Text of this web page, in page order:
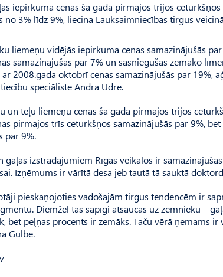
iepirkuma cenas šā gada pirmajos trijos
no 3% līdz 9%, liecina Lauksaimniecības tirgus
liemeņu vidējās iepirkuma cenas samazinājušās
samazinājušās par 7% un sasniegušas zemāko
2008.gada oktobrī cenas samazinājušās par 19%,
speciāliste Andra Ūdre.
un teļu liemeņu cenas šā gada pirmajos trijos
pirmajos trīs ceturkšņos samazinājušās par 9%,
par 9%.
gaļas izstrādājumiem Rīgas veikalos ir
Izņēmums ir vārītā desa jeb tautā tā sauktā
pieskaņojoties vadošajām tirgus tendencēm ir
Diemžēl tas sāpīgi atsaucas uz zemnieku –
bet peļņas procents ir zemāks. Taču vērā ņemams
Gulbe.